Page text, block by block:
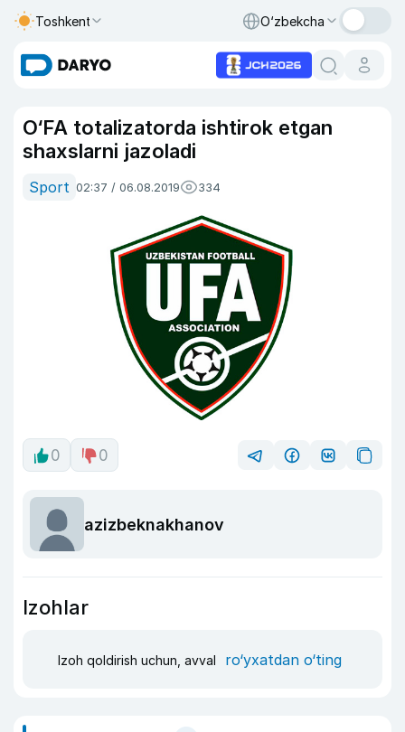
Toshkent O‘zbekcha
O‘FA totalizatorda ishtirok etgan
shaxslarni jazoladi
Sport 02:37 / 06.08.2019 334
0 0
azizbeknakhanov
Izohlar
Izoh qoldirish uchun, avval ro‘yxatdan o‘ting